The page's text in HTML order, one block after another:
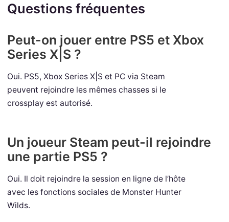
Questions fréquentes
Peut-on jouer entre PS5 et Xbox
Series X|S ?
Oui. PS5, Xbox Series X|S et PC via Steam
peuvent rejoindre les mêmes chasses si le
crossplay est autorisé.
Un joueur Steam peut-il rejoindre
une partie PS5 ?
Oui. Il doit rejoindre la session en ligne de l’hôte
avec les fonctions sociales de Monster Hunter
Wilds.